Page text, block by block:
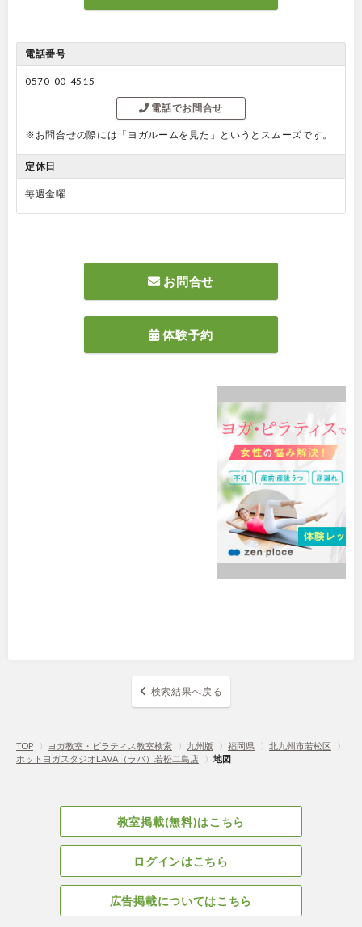
電話番号
0570-00-4515
電話でお問合せ
※お問合せの際には「ヨガルームを見た」というとスムーズです。
定休日
毎週金曜
お問合せ
体験予約
検索結果へ戻る
TOP 〉 ヨガ教室・ピラティス教室検索 〉 九州版 〉 福岡県 〉 北九州市若松区
〉
ホットヨガスタジオLAVA（ラバ）若松二島店
〉 地図
教室掲載(無料)はこちら
ログインはこちら
広告掲載についてはこちら